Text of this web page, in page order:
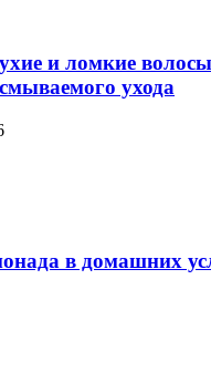
и ломкие
ухода
в домашних